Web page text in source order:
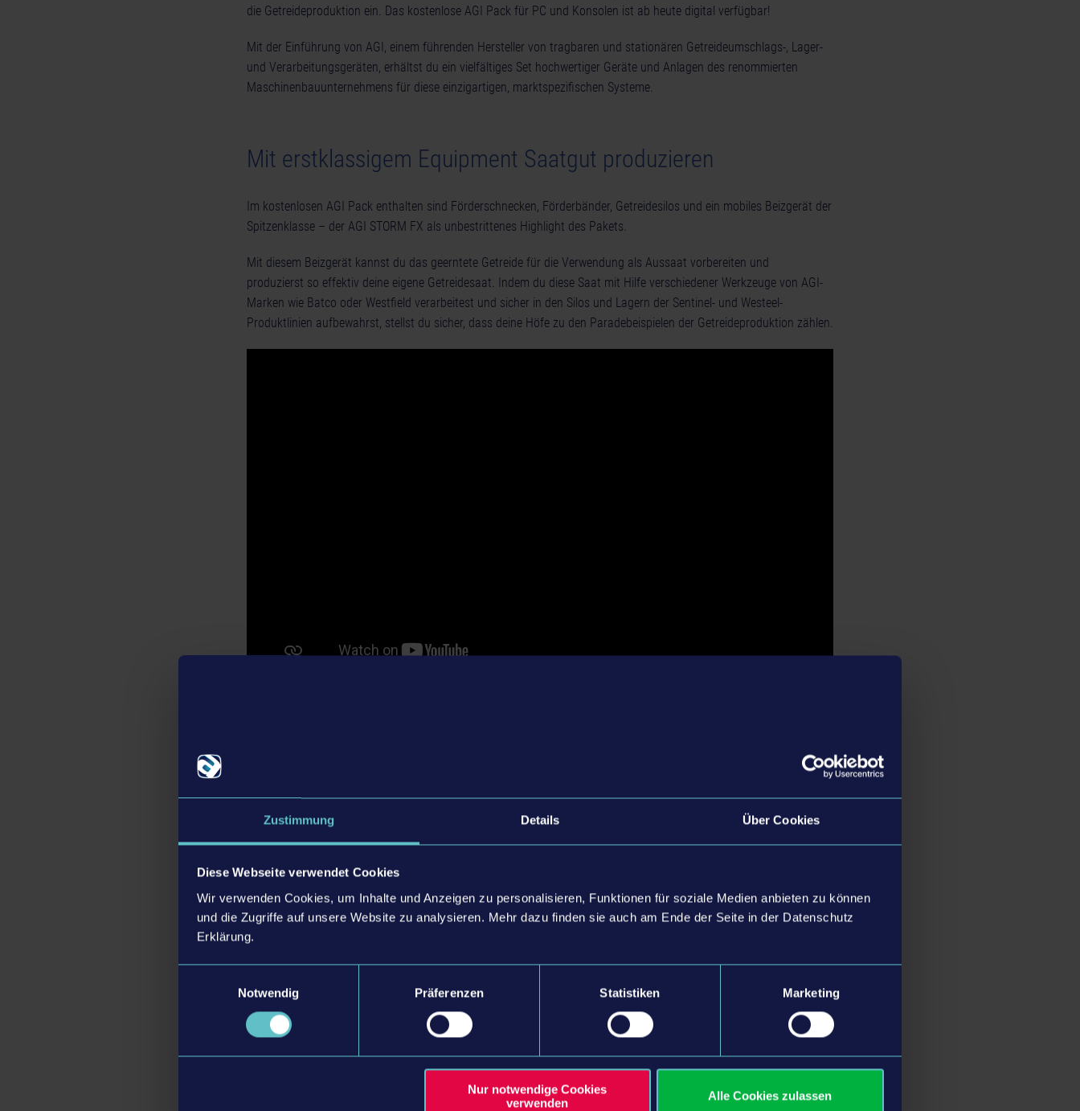
Zustimmung Details Über Cookies
Diese Webseite verwendet Cookies
Wir verwenden Cookies, um Inhalte und Anzeigen zu personalisieren, Funktionen für soziale Medien anbieten zu können
und die Zugriffe auf unsere Website zu analysieren. Mehr dazu finden sie auch am Ende der Seite in der Datenschutz
Erklärung.
Notwendig
Präferenzen Statistiken Marketing
Nur notwendige Cookies
verwenden
Alle Cookies zulassen
die Getreideproduktion ein. Das kostenlose AGI Pack für PC und Konsolen ist ab heute digital verfügbar!
Mit der Einführung von AGI, einem führenden Hersteller von tragbaren und stationären Getreideumschlags-, Lager-
und Verarbeitungsgeräten, erhältst du ein vielfältiges Set hochwertiger Geräte und Anlagen des renommierten
Maschinenbauunternehmens für diese einzigartigen, marktspezifischen Systeme.
Mit erstklassigem Equipment Saatgut produzieren
Im kostenlosen AGI Pack enthalten sind Förderschnecken, Förderbänder, Getreidesilos und ein mobiles Beizgerät der
Spitzenklasse – der AGI STORM FX als unbestrittenes Highlight des Pakets.
Mit diesem Beizgerät kannst du das geerntete Getreide für die Verwendung als Aussaat vorbereiten und
produzierst so effektiv deine eigene Getreidesaat. Indem du diese Saat mit Hilfe verschiedener Werkzeuge von AGI-
Marken wie Batco oder Westfield verarbeitest und sicher in den Silos und Lagern der Sentinel- und Westeel-
Produktlinien aufbewahrst, stellst du sicher, dass deine Höfe zu den Paradebeispielen der Getreideproduktion zählen.
Weitere Informationen:
Website
Facebook
Instagram
ZURÜCK ZUR ÜBERSICHT